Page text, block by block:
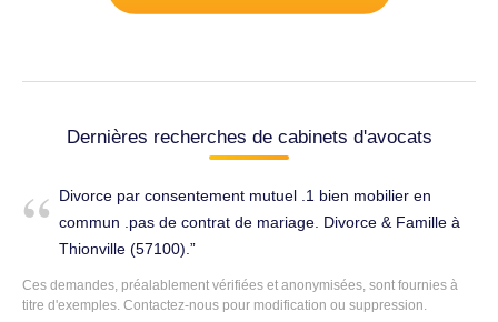
Dernières recherches de cabinets d'avocats
Divorce par consentement mutuel .1 bien mobilier en
commun .pas de contrat de mariage. Divorce & Famille à
Thionville (57100).
Ces demandes, préalablement vérifiées et anonymisées, sont fournies à
titre d'exemples. Contactez-nous pour modification ou suppression.